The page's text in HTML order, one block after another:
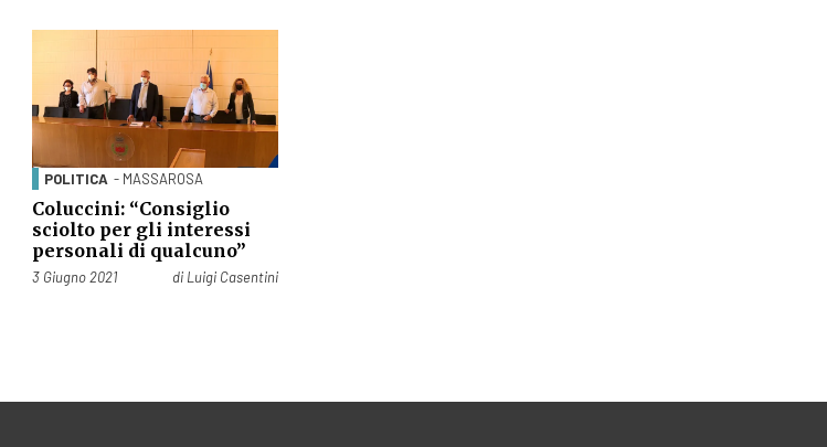
POLITICA - MASSAROSA
Coluccini: “Consiglio
sciolto per gli interessi
personali di qualcuno”
Pubblicato il
3 Giugno 2021 di Luigi Casentini